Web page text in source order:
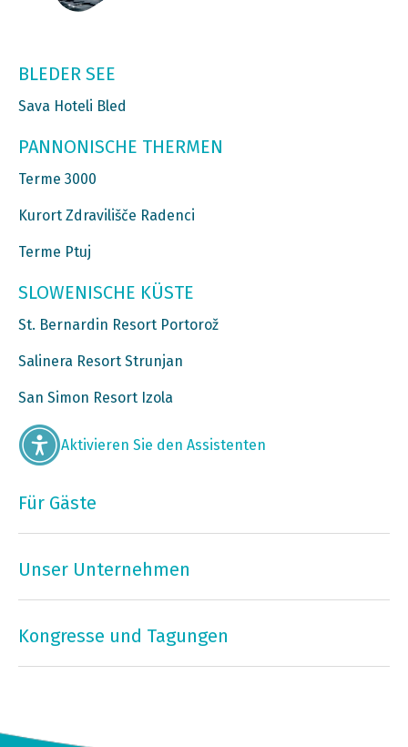
BLEDER SEE
Sava Hoteli Bled
PANNONISCHE THERMEN
Terme 3000
Kurort Zdravilišče Radenci
Terme Ptuj
SLOWENISCHE KÜSTE
St. Bernardin Resort Portorož
Salinera Resort Strunjan
San Simon Resort Izola
Aktivieren Sie den Assistenten
Für Gäste
Unser Unternehmen
Kongresse und Tagungen